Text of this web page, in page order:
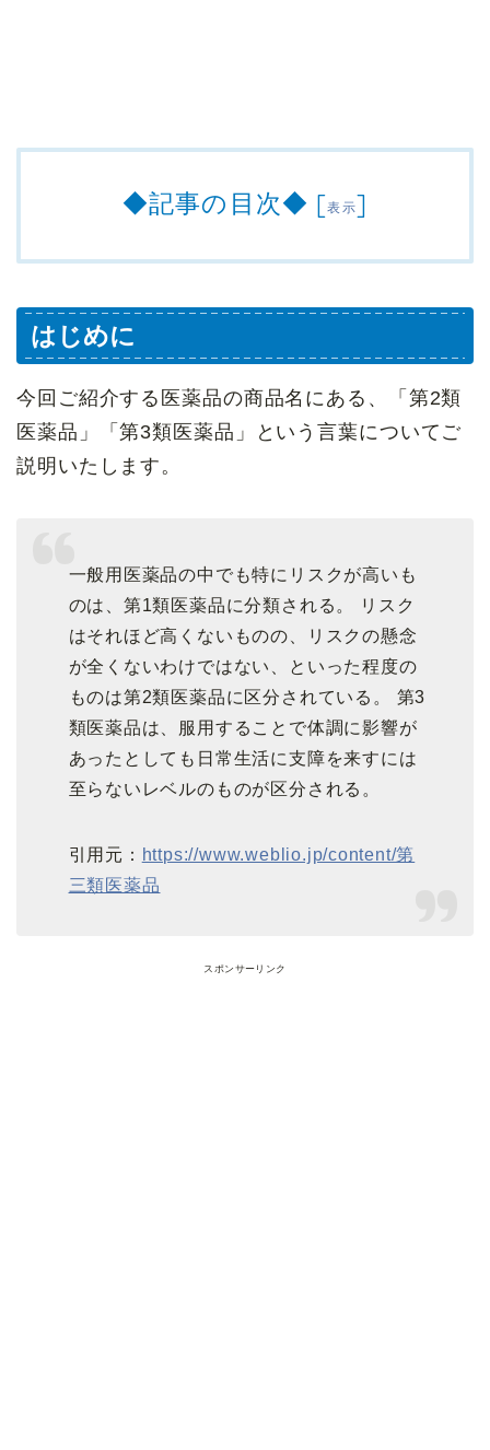
◆記事の目次◆ [表示]
はじめに
今回ご紹介する医薬品の商品名にある、「第2類
医薬品」「第3類医薬品」という言葉についてご
説明いたします。
一般用医薬品の中でも特にリスクが高いも
のは、第1類医薬品に分類される。 リスク
はそれほど高くないものの、リスクの懸念
が全くないわけではない、といった程度の
ものは第2類医薬品に区分されている。 第3
類医薬品は、服用することで体調に影響が
あったとしても日常生活に支障を来すには
至らないレベルのものが区分される。
引用元： https://www.weblio.jp/content/第
三類医薬品
スポンサーリンク